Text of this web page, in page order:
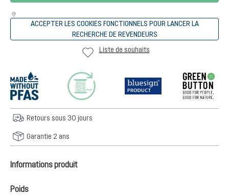
ACCEPTER LES COOKIES FONCTIONNELS POUR LANCER LA
RECHERCHE DE REVENDEURS
Liste de souhaits
Retours sous 30 jours
Garantie 2 ans
Informations produit
Poids